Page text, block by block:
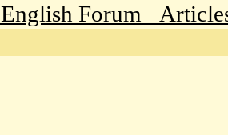
English Forum